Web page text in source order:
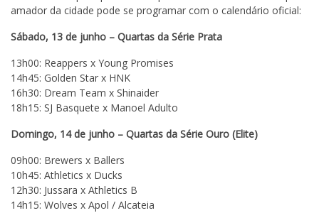
amador da cidade pode se programar com o calendário oficial:
Sábado, 13 de junho – Quartas da Série Prata
13h00: Reappers x Young Promises
14h45: Golden Star x HNK
16h30: Dream Team x Shinaider
18h15: SJ Basquete x Manoel Adulto
Domingo, 14 de junho – Quartas da Série Ouro (Elite)
09h00: Brewers x Ballers
10h45: Athletics x Ducks
12h30: Jussara x Athletics B
14h15: Wolves x Apol / Alcateia